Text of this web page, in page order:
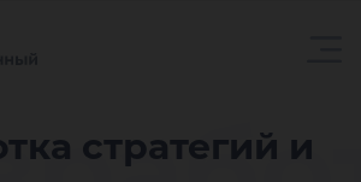
стратегий и